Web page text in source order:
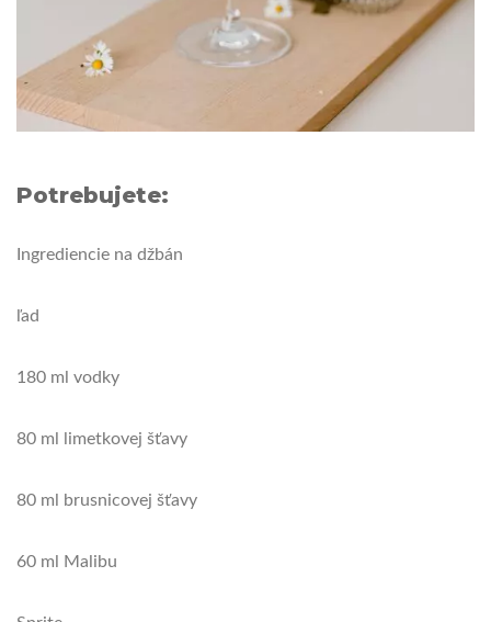
Potrebujete:
Ingrediencie na džbán
ľad
180 ml vodky
80 ml limetkovej šťavy
80 ml brusnicovej šťavy
60 ml Malibu